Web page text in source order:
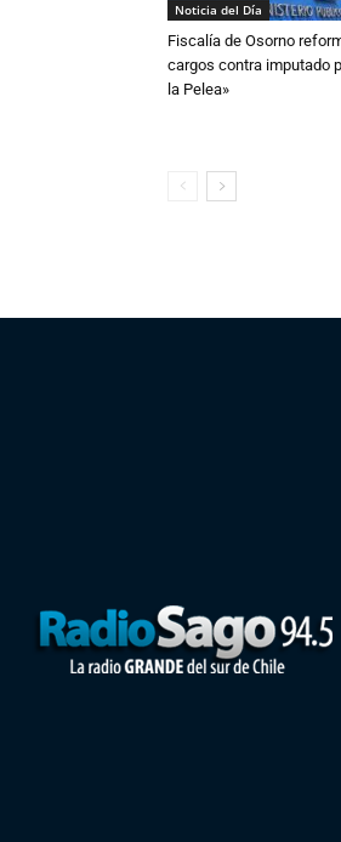
Noticia del Día
Fiscalía de Osorno
cargos contra imputado
la Pelea»